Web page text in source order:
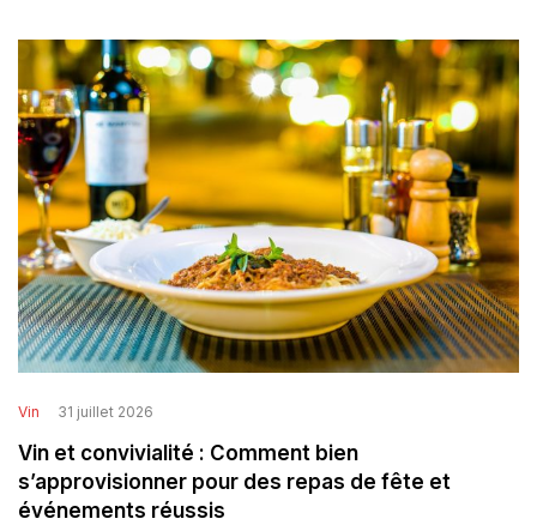
Vin 31 juillet 2026
Vin et convivialité : Comment bien
s’approvisionner pour des repas de fête et
événements réussis